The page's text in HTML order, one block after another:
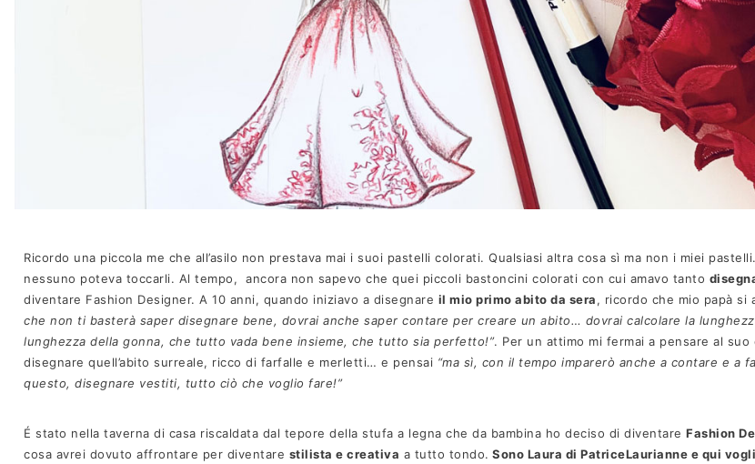
Ricordo una piccola me che all’asilo non prestava mai i suoi pastelli colorati. Qualsiasi altra cosa sì ma non i miei
nessuno poteva toccarli. Al tempo, ancora non sapevo che quei piccoli bastoncini colorati con cui amavo tanto
diventare Fashion Designer. A 10 anni, quando iniziavo a disegnare il mio primo abito da sera, ricordo che mio papà si
che non ti basterà saper disegnare bene, dovrai anche saper contare per creare un abito… dovrai calcolare la
lunghezza della gonna, che tutto vada bene insieme, che tutto sia perfetto!”. Per un attimo mi fermai a pensare al
disegnare quell’abito surreale, ricco di farfalle e merletti… e pensai “ma sì, con il tempo imparerò anche a contare e a
questo, disegnare vestiti, tutto ciò che voglio fare!”
É stato nella taverna di casa riscaldata dal tepore della stufa a legna che da bambina ho deciso di diventare Fashion
cosa avrei dovuto affrontare per diventare stilista e creativa a tutto tondo. Sono Laura di PatriceLaurianne e qui